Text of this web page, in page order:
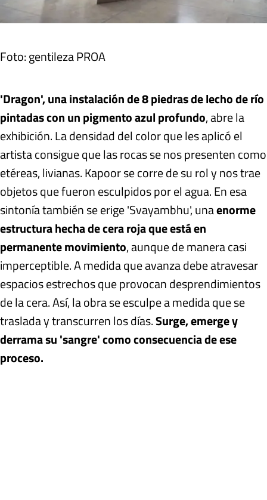
Foto: gentileza PROA
'Dragon', una instalación de 8 piedras de lecho de río
pintadas con un pigmento azul profundo, abre la
exhibición. La densidad del color que les aplicó el
artista consigue que las rocas se nos presenten como
etéreas, livianas. Kapoor se corre de su rol y nos trae
objetos que fueron esculpidos por el agua. En esa
sintonía también se erige 'Svayambhu', unaenorme
estructura hecha de cera roja que está en
permanente movimiento, aunque de manera casi
imperceptible. A medida que avanza debe atravesar
espacios estrechos que provocan desprendimientos
de la cera. Así, la obra se esculpe a medida que se
traslada y transcurren los días.Surge, emerge y
derrama su 'sangre' como consecuencia de ese
proceso.